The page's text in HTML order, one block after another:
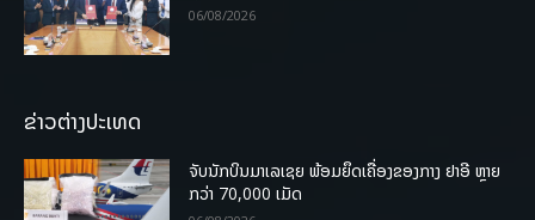
06/08/2026
ຂ່າວຕ່າງປະເທດ
ຈັບນັກບິນມາເລເຊຍ ພ້ອມຍຶດເຄື່ອງຂອງກາງ ຢາອີ ຫຼາຍ
ກວ່າ 70,000 ເມັດ